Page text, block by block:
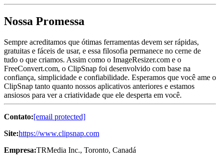
Nossa Promessa
Sempre acreditamos que ótimas ferramentas devem ser rápidas,
gratuitas e fáceis de usar, e essa filosofia permanece no cerne de
tudo o que criamos. Assim como o ImageResizer.com e o
FreeConvert.com, o ClipSnap foi desenvolvido com base na
confiança, simplicidade e confiabilidade. Esperamos que você ame o
ClipSnap tanto quanto nossos aplicativos anteriores e estamos
ansiosos para ver a criatividade que ele desperta em você.
Contato:[email protected]
Site:https://www.clipsnap.com
Empresa:TRMedia Inc., Toronto, Canadá